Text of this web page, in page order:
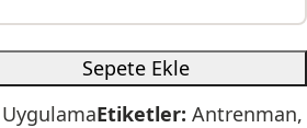
Sepete Ekle
UygulamaEtiketler: Antrenman,